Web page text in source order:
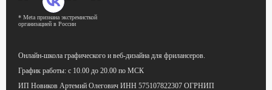
* Meta признана экстремисткой
организацией в России
Онлайн-школа графического и веб-дизайна для фрилансеров.
График работы: с 10.00 до 20.00 по МСК
ИП Новиков Артемий Олегович ИНН 575107822307 ОГРНИП